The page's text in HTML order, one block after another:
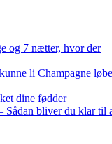
og 7 nætter, hvor der
li Champagne
dine fødder
Sådan bliver du klar til